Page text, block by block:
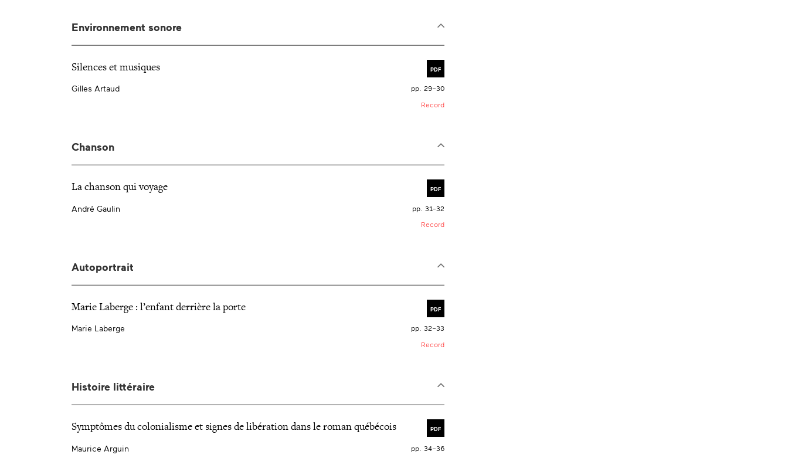
Environnement sonore
PDF
Silences et musiques
Gilles Artaud
pp. 29–30
Record
Chanson
PDF
La chanson qui voyage
André Gaulin
pp. 31–32
Record
Autoportrait
PDF
Marie Laberge : l’enfant derrière la porte
Marie Laberge
pp. 32–33
Record
Histoire littéraire
PDF
Symptômes du colonialisme et signes de libération dans le roman québécois
Maurice Arguin
pp. 34–36